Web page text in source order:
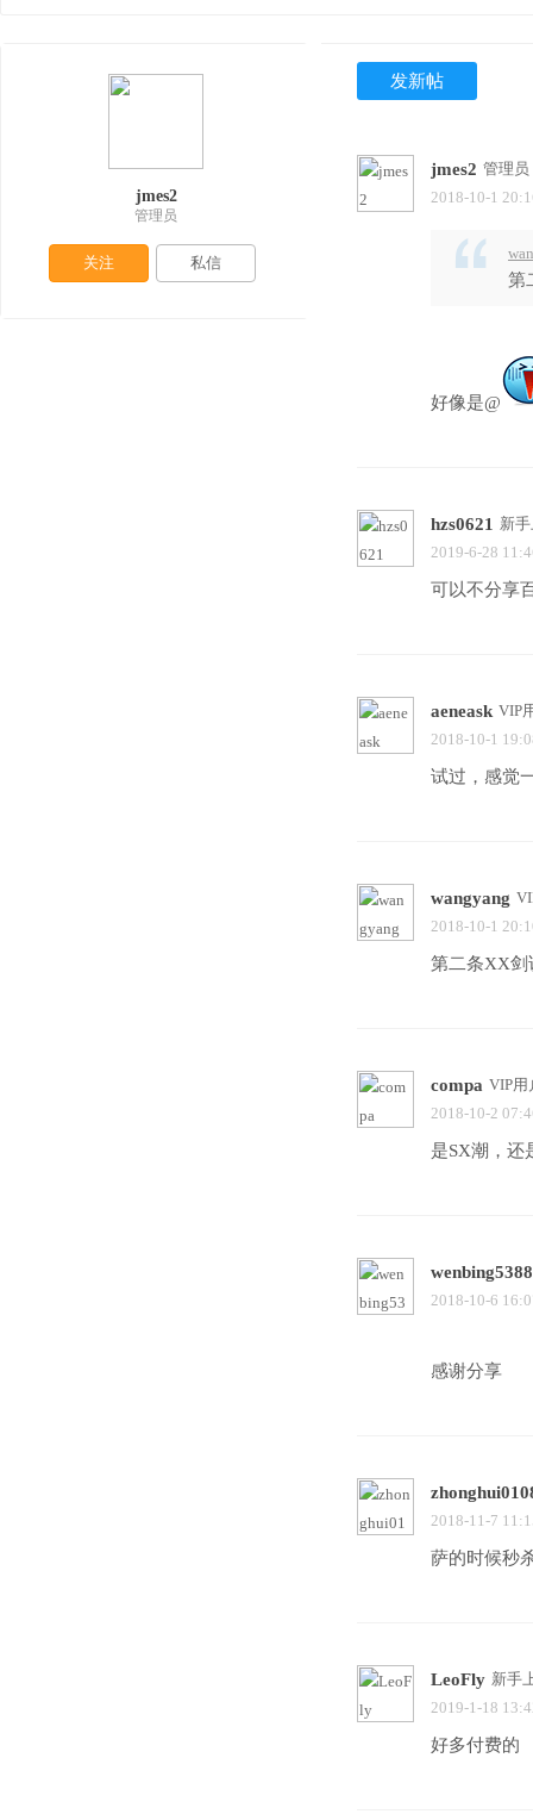
发新帖
jmes2 管理员
2018-10-1
第
好像是@
hzs0621 新
2019-6-28
可以不分享
aeneask VIP
2018-10-1
试过，感觉
wangyang
2018-10-1
第二条XX剑
compa VIP用
2018-10-2
是SX潮，还
2018-10-6
感谢分享
2018-11-7
萨的时候秒
LeoFly 新手
2019-1-18
好多付费的
jmes2
管理员
关注 私信